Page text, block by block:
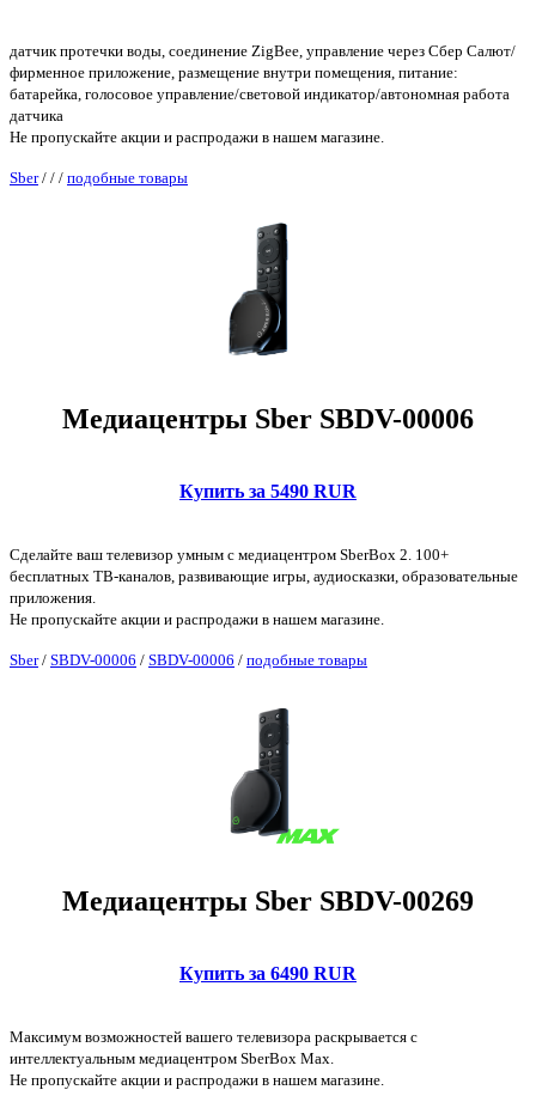
датчик протечки воды, соединение ZigBee, управление через Сбер Салют/
фирменное приложение, размещение внутри помещения, питание:
батарейка, голосовое управление/световой индикатор/автономная работа
датчика
Не пропускайте акции и распродажи в нашем магазине.
Sber/ / / подобные товары
Медиацентры Sber SBDV-00006
Купить за 5490 RUR
Сделайте ваш телевизор умным с медиацентром SberBox 2. 100+
бесплатных ТВ-каналов, развивающие игры, аудиосказки, образовательные
приложения.
Не пропускайте акции и распродажи в нашем магазине.
Sber/ SBDV-00006 / SBDV-00006 / подобные товары
Медиацентры Sber SBDV-00269
Купить за 6490 RUR
Максимум возможностей вашего телевизора раскрывается с
интеллектуальным медиацентром SberBox Max.
Не пропускайте акции и распродажи в нашем магазине.